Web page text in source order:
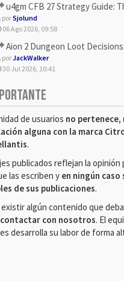
u4gm CFB 27 Strategy Guide: The Toxic
porSjolund
06 Ago 2026, 09:58
Aion 2 Dungeon Loot Decisions:
porJackWalker
30 Jul 2026, 10:41
de usuarios no
alguna con la marca
.
publicados reflejan la opinión
las escriben y en ningún caso
de sus publicaciones.
existir algún contenido que
con nosotros. El
desarrolla su labor de forma